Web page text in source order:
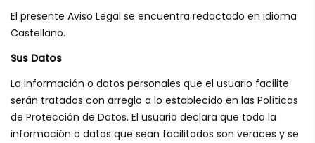
El presente Aviso Legal se encuentra redactado en idioma
Castellano.
Sus Datos
La información o datos personales que el usuario facilite
serán tratados con arreglo a lo establecido en las Políticas
de Protección de Datos. El usuario declara que toda la
información o datos que sean facilitados son veraces y se